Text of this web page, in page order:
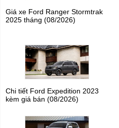
Giá xe Ford Ranger Stormtrak
2025 tháng (08/2026)
Chi tiết Ford Expedition 2023
kèm giá bán (08/2026)